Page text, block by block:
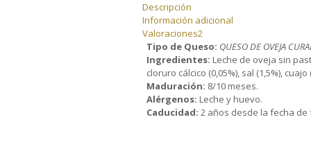
Descripción
Información adicional
Valoraciones2
Tipo de Queso: QUESO DE OVEJA
Ingredientes: Leche de oveja sin
cloruro cálcico (0,05%), sal (1,5%),
Maduración: 8/10 meses.
Alérgenos: Leche y huevo.
Caducidad: 2 años desde la fecha de